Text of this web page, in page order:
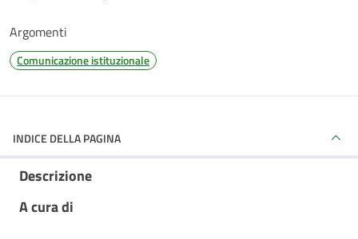
Argomenti
Comunicazione istituzionale
INDICE DELLA PAGINA
Descrizione
A cura di